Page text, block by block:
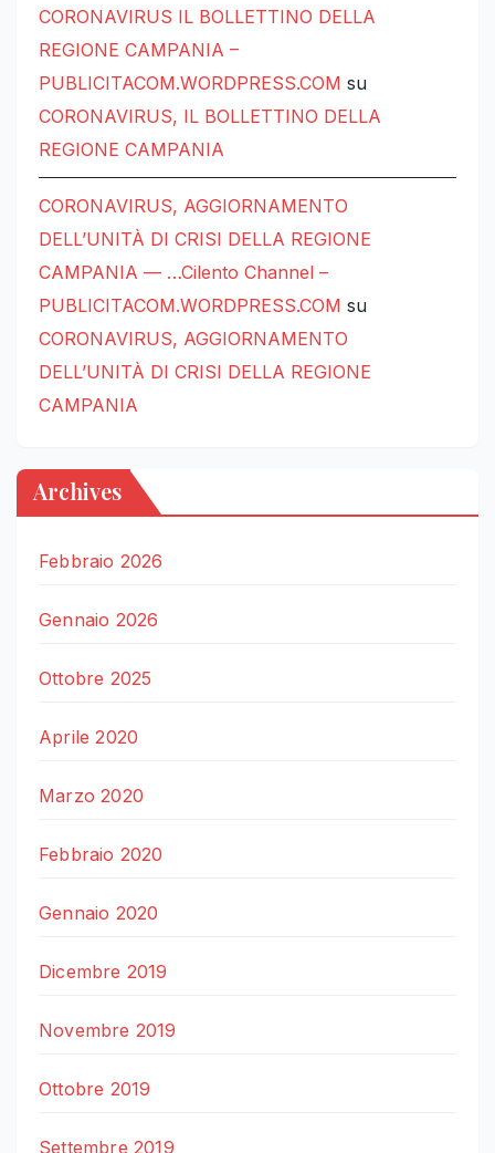
CORONAVIRUS IL BOLLETTINO DELLA
REGIONE CAMPANIA –
PUBLICITACOM.WORDPRESS.COM su
CORONAVIRUS, IL BOLLETTINO DELLA
REGIONE CAMPANIA
CORONAVIRUS, AGGIORNAMENTO
DELL’UNITÀ DI CRISI DELLA REGIONE
CAMPANIA — …Cilento Channel –
PUBLICITACOM.WORDPRESS.COM su
CORONAVIRUS, AGGIORNAMENTO
DELL’UNITÀ DI CRISI DELLA REGIONE
CAMPANIA
Archives
Febbraio 2026
Gennaio 2026
Ottobre 2025
Aprile 2020
Marzo 2020
Febbraio 2020
Gennaio 2020
Dicembre 2019
Novembre 2019
Ottobre 2019
Settembre 2019